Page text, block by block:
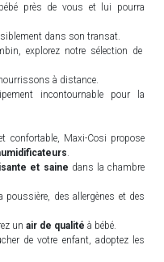
près de vous et lui pourra
dans son transat.
explorez notre sélection de
à distance.
incontournable pour la
confortable, Maxi-Cosi propose
.
et saine dans la chambre
poussière, des allergènes et des
un air de qualité à bébé.
de votre enfant, adoptez les